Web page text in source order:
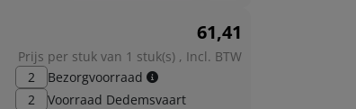
61,41
Prijs per stuk van 1 stuk(s) , Incl. BTW
2
Bezorgvoorraad
2
Voorraad Dedemsvaart